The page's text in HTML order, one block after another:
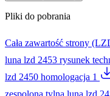
Pliki do pobrania
Cała zawartość strony
luna lzd 2453 rysunek
lzd 2450 homologacja 1
zespolona tylna luna lzd